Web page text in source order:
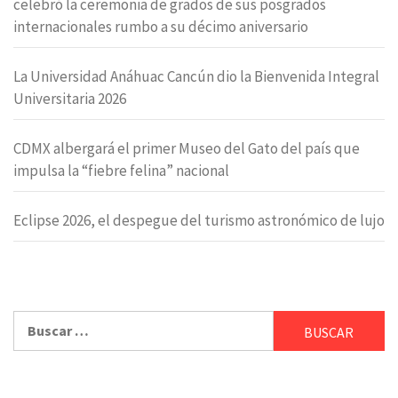
celebró la ceremonia de grados de sus posgrados
internacionales rumbo a su décimo aniversario
La Universidad Anáhuac Cancún dio la Bienvenida Integral
Universitaria 2026
CDMX albergará el primer Museo del Gato del país que
impulsa la “fiebre felina” nacional
Eclipse 2026, el despegue del turismo astronómico de lujo